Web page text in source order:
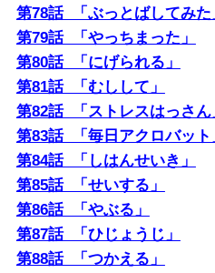
14年前父が亡くなり、私は
製の手引書を渡しました。
るためと、なにか新しいこ
ではと思ったからです。当
いませんでした。手引書は
とすまで全編オールカラー
ーなので）。そのかいあっ
のエゴサーチをす
第78話 「ぶっとばしてみた
第79話 「やっちまった」
第80話 「にげられる」
第81話 「むしして」
第82話 「ストレスはっさん
第83話 「毎日アクロバット
第84話 「しはんせいき」
第85話 「せいする」
第86話 「やぶる」
第87話 「ひじょうじ」
第88話 「つかえる」